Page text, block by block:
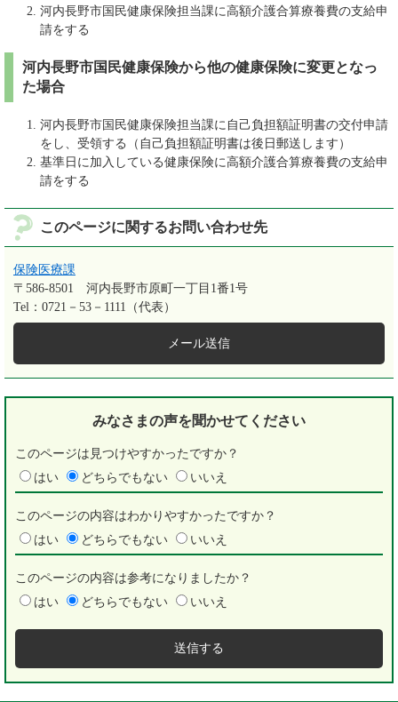
河内長野市国民健康保険担当課に高額介護合算療養費の支給申
請をする
河内長野市国民健康保険から他の健康保険に変更となっ
た場合
河内長野市国民健康保険担当課に自己負担額証明書の交付申請
をし、受領する（自己負担額証明書は後日郵送します）
基準日に加入している健康保険に高額介護合算療養費の支給申
請をする
このページに関するお問い合わせ先
保険医療課
〒586-8501
河内長野市原町一丁目1番1号
Tel：0721－53－1111（代表）
メール送信
みなさまの声を聞かせてください
このページは見つけやすかったですか？
はい
どちらでもない いいえ
このページの内容はわかりやすかったですか？
はい
どちらでもない いいえ
このページの内容は参考になりましたか？
はい
どちらでもない いいえ